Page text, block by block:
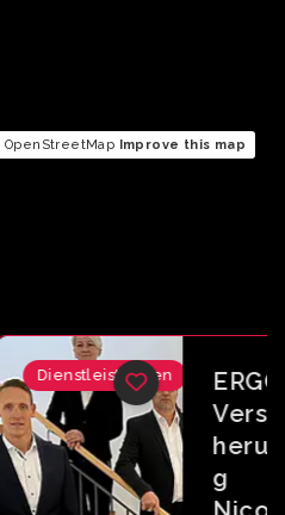
OpenStreetMap Improve this map
ERGO
Versic
herun
g
Ihre Meinung?